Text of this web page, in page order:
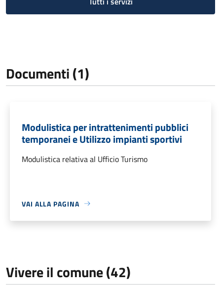
Documenti (1)
Modulistica per intrattenimenti pubblici
temporanei e Utilizzo impianti sportivi
Modulistica relativa al Ufficio Turismo
VAI ALLA PAGINA
Vivere il comune (42)